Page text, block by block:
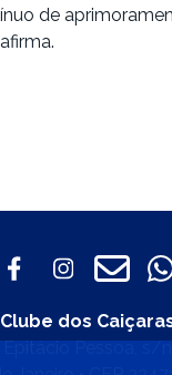
de
Clube dos
Epitácio Pessoa, s/